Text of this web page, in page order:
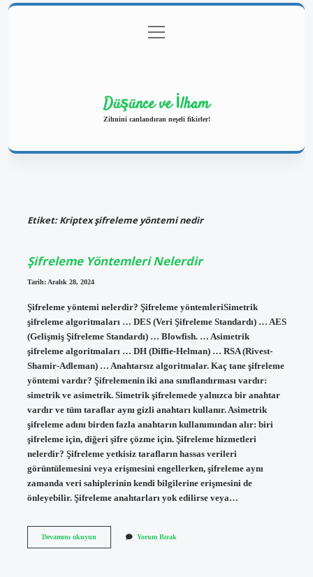
Gizlilik Politikası
menüyü
aç
Düşünce ve İlham
Zihnini canlandıran neşeli fikirler!
Etiket:Kriptex şifreleme yöntemi nedir
Şifreleme Yöntemleri Nelerdir
Tarih: Aralık 28, 2024
Şifreleme yöntemi nelerdir? Şifreleme yöntemleriSimetrik
şifreleme algoritmaları … DES (Veri Şifreleme Standardı) … AES
(Gelişmiş Şifreleme Standardı) … Blowfish. … Asimetrik
şifreleme algoritmaları … DH (Diffie-Helman) … RSA (Rivest-
Shamir-Adleman) … Anahtarsız algoritmalar. Kaç tane şifreleme
yöntemi vardır? Şifrelemenin iki ana sınıflandırması vardır:
simetrik ve asimetrik. Simetrik şifrelemede yalnızca bir anahtar
vardır ve tüm taraflar aynı gizli anahtarı kullanır. Asimetrik
şifreleme adını birden fazla anahtarın kullanımından alır: biri
şifreleme için, diğeri şifre çözme için. Şifreleme hizmetleri
nelerdir? Şifreleme yetkisiz tarafların hassas verileri
görüntülemesini veya erişmesini engellerken, şifreleme aynı
zamanda veri sahiplerinin kendi bilgilerine erişmesini de
önleyebilir. Şifreleme anahtarları yok edilirse veya…
Devamını okuyunŞifreleme
Yorum Bırak